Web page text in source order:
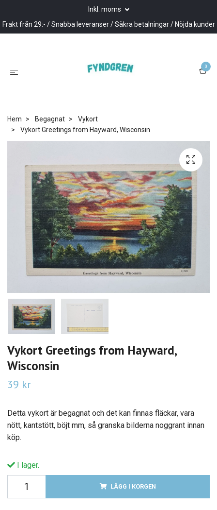
Inkl. moms
Frakt från 29:- / Snabba leveranser / Säkra betalningar / Nöjda kunder
0
Hem Begagnat
Vykort
Vykort Greetings from Hayward, Wisconsin
Vykort Greetings from Hayward,
Wisconsin
39 kr
Detta vykort är begagnat och det kan finnas fläckar, vara
nött, kantstött, böjt mm, så granska bilderna noggrant innan
köp.
I lager.
LÄGG I KORGEN